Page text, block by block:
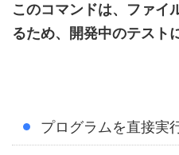
このコマンドは、ファイ
るため、開発中のテスト
プログラムを直接実